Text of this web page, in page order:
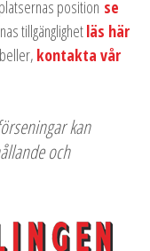
position se
tillgänglighetläs här
kontakta vår
kan
och